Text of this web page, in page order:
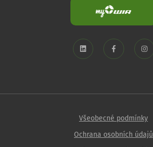
Všeobecné podmínky
Ochrana osobních údajů